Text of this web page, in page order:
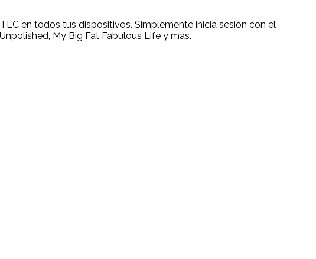
en todos tus dispositivos. Simplemente inicia sesión con el
My Big Fat Fabulous Life y más.